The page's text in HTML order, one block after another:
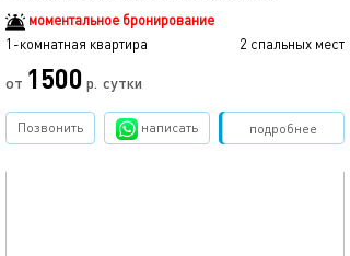
моментальное бронирование
1-комнатная квартира
2 спальных мест
от 1500 р. сутки
подробнее
Позвонить написать Забронировать